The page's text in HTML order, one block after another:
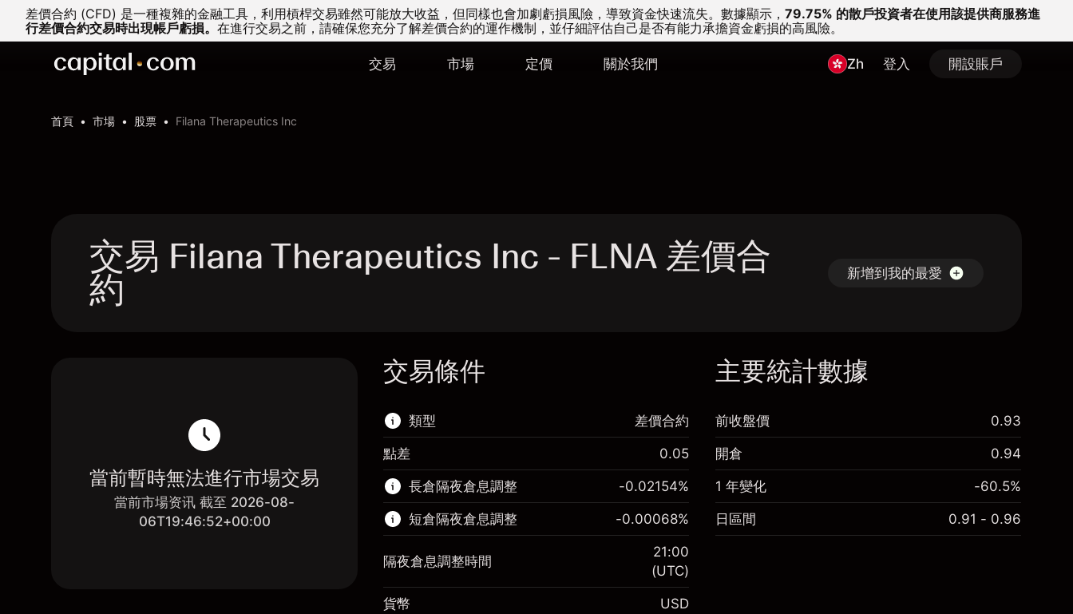
差價合約 (CFD) 是一種複雜的金融工具，利用槓桿交易雖然可能放大收益，但同樣也會加劇虧損風險，導致資金快速流失。 數據顯示， 79.75% 的散戶投資者在使用該提供商服務進
行差價合約交易時出現帳戶虧損。 在進行交易之前，請確保您充分了解差價合約的運作機制，並仔細評估自己是否有能力承擔資金虧損的高風險。
交易 市場 定價 關於我們 Zh 登入 開設賬戶
首頁 市場 股票 Filana Therapeutics Inc
交易 Filana Therapeutics Inc - FLNA 差價合
約 新增到我的最愛
當前暫時無法進行市場交易
當前市場资讯 截至 2026-08-
06T19:46:52+00:00
交易條件
類型
該金融市場可進行差價合約交易。
了解更多：
差價合約
差價合約
點差 0.05
長倉隔夜倉息調整
$1,000.00
-0.02154%
短倉隔夜倉息調整 -0.00068%
隔夜倉息調整時間
21:00
(UTC)
貨幣 USD
主要統計數據
前收盤價 0.93
開倉 0.94
1 年變化 -60.5%
日區間 0.91 - 0.96